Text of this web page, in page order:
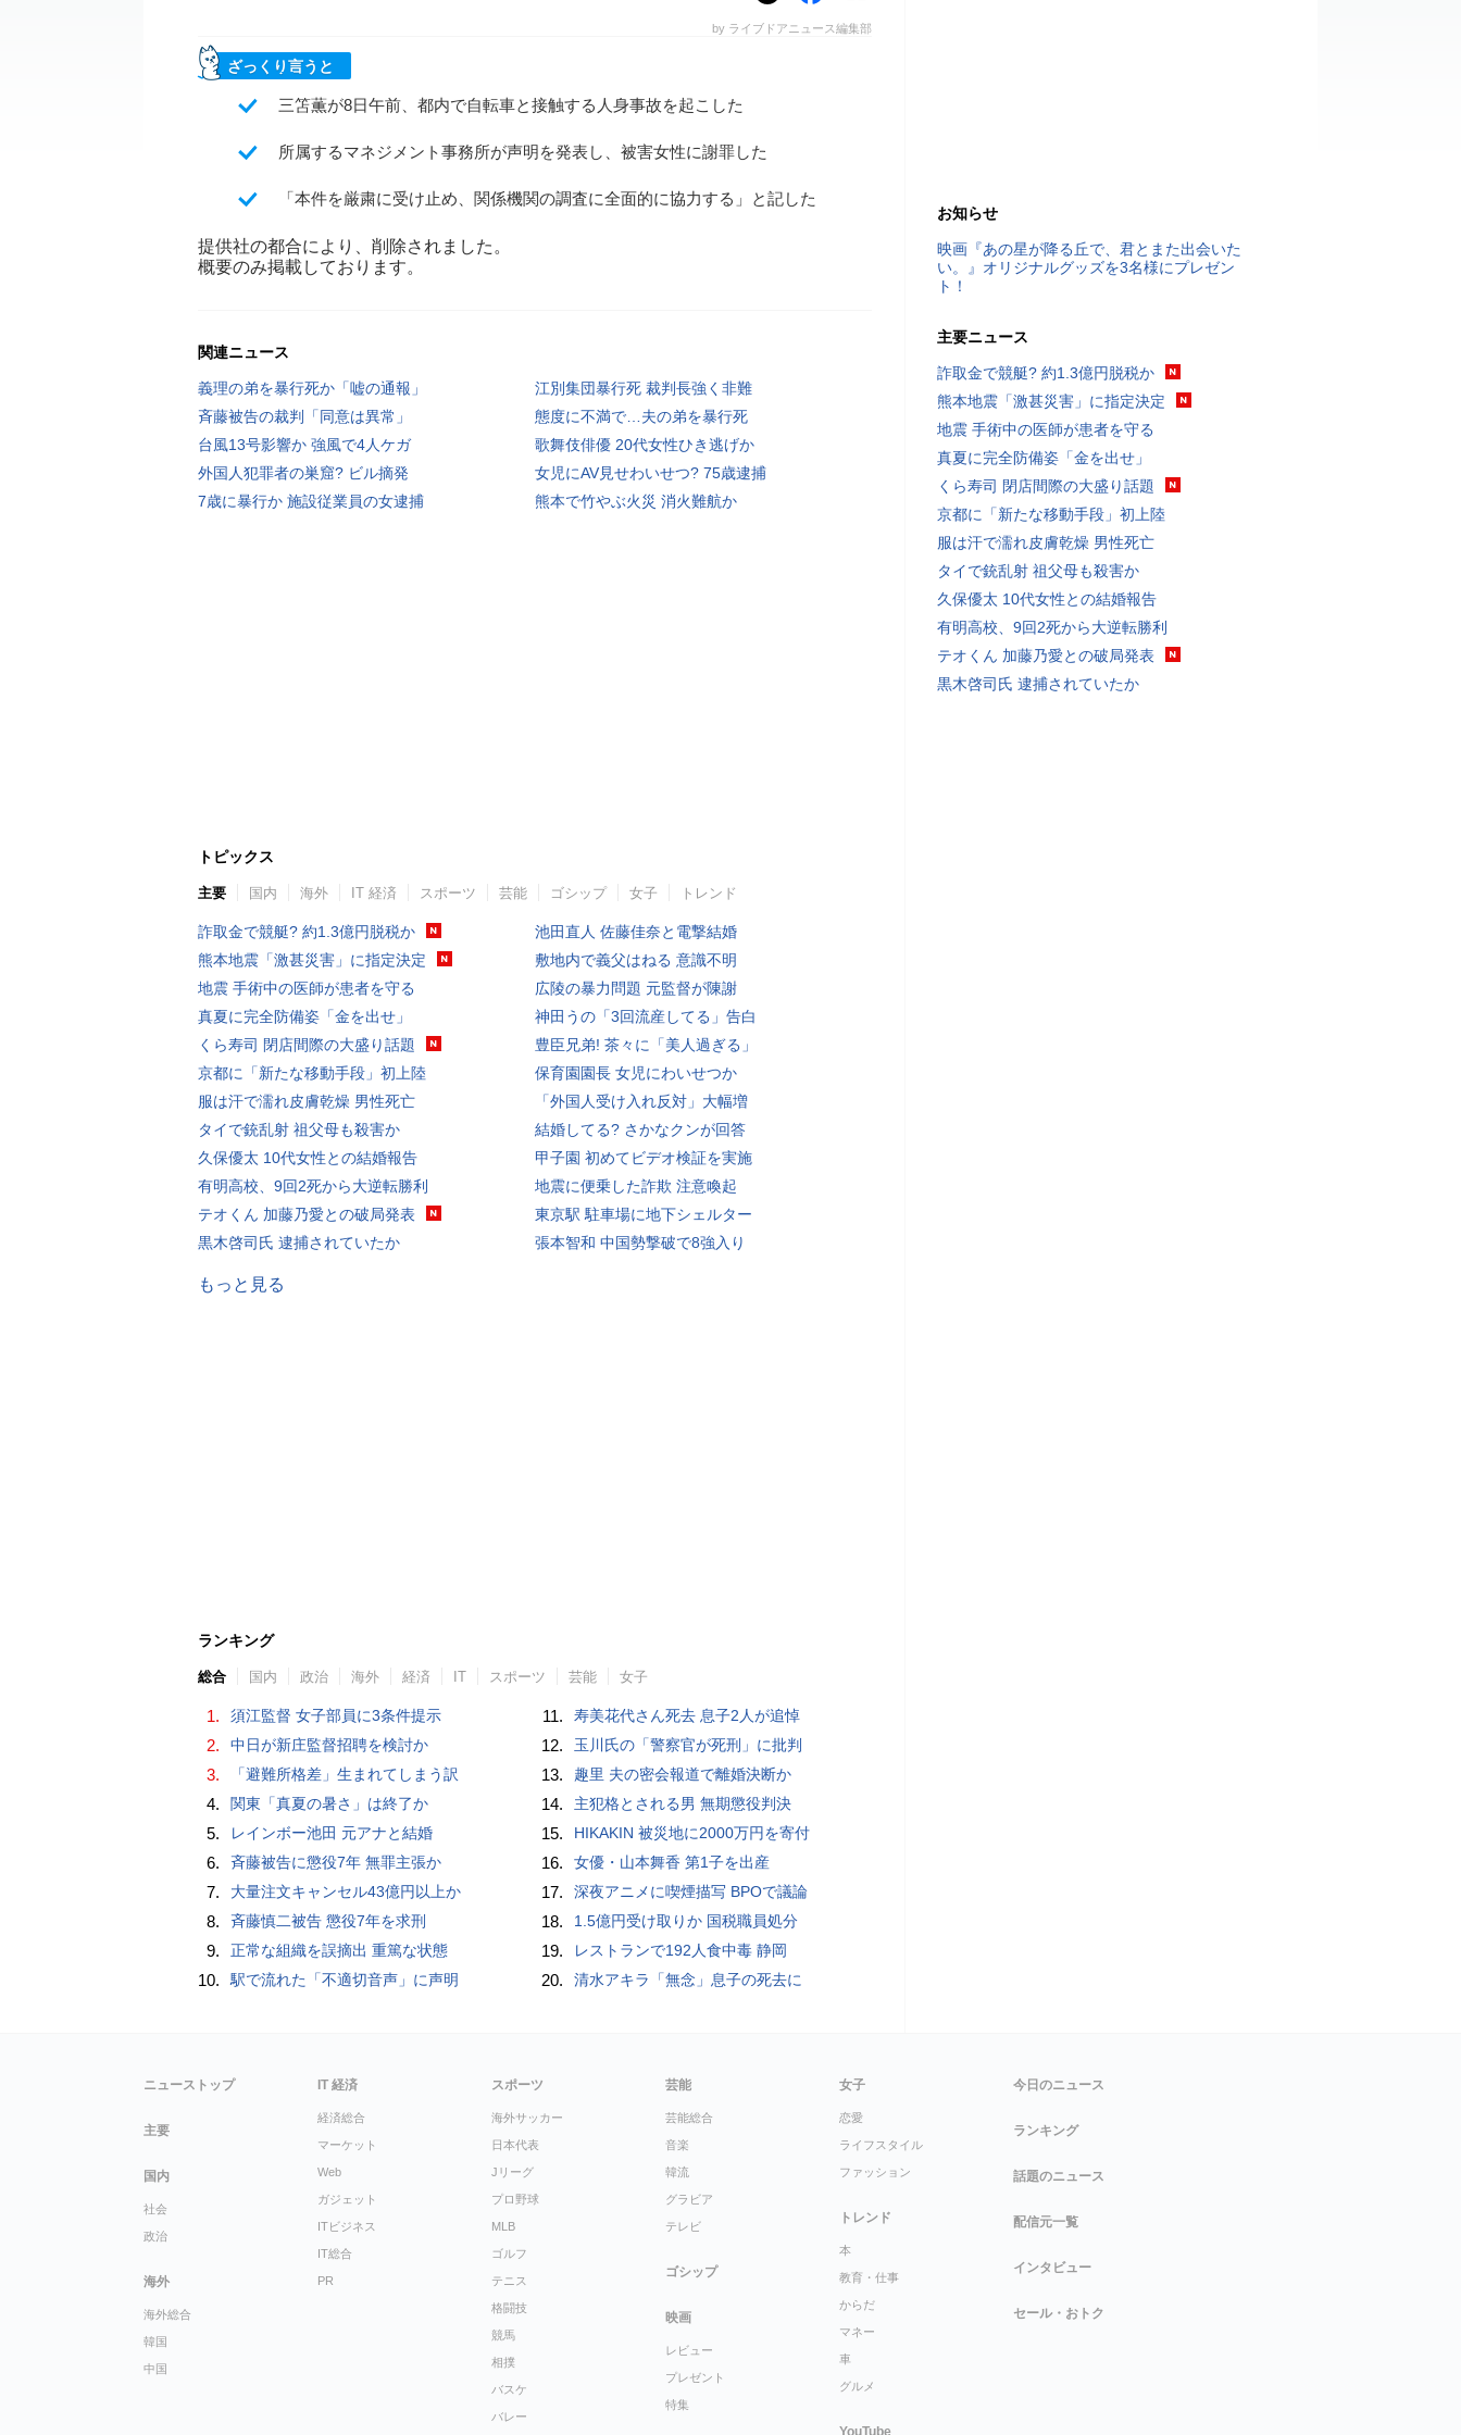
by ライブドアニュース編集部
ざっくり言うと
三笘薫が8日午前、都内で自転車と接触する人身事故を起こした
所属するマネジメント事務所が声明を発表し、被害女性に謝罪した
「本件を厳粛に受け止め、関係機関の調査に全面的に協力する」と記した
提供社の都合により、削除されました。
概要のみ掲載しております。
関連ニュース
義理の弟を暴行死か「嘘の通報」
江別集団暴行死 裁判長強く非難
斉藤被告の裁判「同意は異常」
態度に不満で…夫の弟を暴行死
台風13号影響か 強風で4人ケガ
歌舞伎俳優 20代女性ひき逃げか
外国人犯罪者の巣窟? ビル摘発
女児にAV見せわいせつ? 75歳逮捕
7歳に暴行か 施設従業員の女逮捕
熊本で竹やぶ火災 消火難航か
トピックス
主要 国内 海外 IT 経済 スポーツ 芸能 ゴシップ 女子 トレンド
詐取金で競艇? 約1.3億円脱税か
熊本地震「激甚災害」に指定決定
地震 手術中の医師が患者を守る
真夏に完全防備姿「金を出せ」
くら寿司 閉店間際の大盛り話題
京都に「新たな移動手段」初上陸
服は汗で濡れ皮膚乾燥 男性死亡
タイで銃乱射 祖父母も殺害か
久保優太 10代女性との結婚報告
有明高校、9回2死から大逆転勝利
テオくん 加藤乃愛との破局発表
黒木啓司氏 逮捕されていたか
池田直人 佐藤佳奈と電撃結婚
敷地内で義父はねる 意識不明
広陵の暴力問題 元監督が陳謝
神田うの「3回流産してる」告白
豊臣兄弟! 茶々に「美人過ぎる」
保育園園長 女児にわいせつか
「外国人受け入れ反対」大幅増
結婚してる? さかなクンが回答
甲子園 初めてビデオ検証を実施
地震に便乗した詐欺 注意喚起
東京駅 駐車場に地下シェルター
張本智和 中国勢撃破で8強入り
もっと見る
ランキング
総合 国内 政治 海外 経済 IT スポーツ 芸能 女子
1. 須江監督 女子部員に3条件提示
2. 中日が新庄監督招聘を検討か
3. 「避難所格差」生まれてしまう訳
4. 関東「真夏の暑さ」は終了か
5. レインボー池田 元アナと結婚
6. 斉藤被告に懲役7年 無罪主張か
7. 大量注文キャンセル43億円以上か
8. 斉藤慎二被告 懲役7年を求刑
9. 正常な組織を誤摘出 重篤な状態
10. 駅で流れた「不適切音声」に声明
11. 寿美花代さん死去 息子2人が追悼
12. 玉川氏の「警察官が死刑」に批判
13. 趣里 夫の密会報道で離婚決断か
14. 主犯格とされる男 無期懲役判決
15. HIKAKIN 被災地に2000万円を寄付
16. 女優・山本舞香 第1子を出産
17. 深夜アニメに喫煙描写 BPOで議論
18. 1.5億円受け取りか 国税職員処分
19. レストランで192人食中毒 静岡
20. 清水アキラ「無念」息子の死去に
お知らせ
映画『あの星が降る丘で、君とまた出会いた
い。』オリジナルグッズを3名様にプレゼン
ト！
主要ニュース
詐取金で競艇? 約1.3億円脱税か
熊本地震「激甚災害」に指定決定
地震 手術中の医師が患者を守る
真夏に完全防備姿「金を出せ」
くら寿司 閉店間際の大盛り話題
京都に「新たな移動手段」初上陸
服は汗で濡れ皮膚乾燥 男性死亡
タイで銃乱射 祖父母も殺害か
久保優太 10代女性との結婚報告
有明高校、9回2死から大逆転勝利
テオくん 加藤乃愛との破局発表
黒木啓司氏 逮捕されていたか
ニューストップ
主要
国内
社会
政治
海外
海外総合
韓国
中国
IT 経済
経済総合
マーケット
Web
ガジェット
ITビジネス
IT総合
PR
スポーツ
海外サッカー
日本代表
Jリーグ
プロ野球
MLB
ゴルフ
テニス
格闘技
競馬
相撲
バスケ
バレー
芸能
芸能総合
音楽
韓流
グラビア
テレビ
ゴシップ
映画
レビュー
プレゼント
特集
女子
恋愛
ライフスタイル
ファッション
トレンド
本
教育・仕事
からだ
マネー
車
グルメ
YouTube
今日のニュース
ランキング
話題のニュース
配信元一覧
インタビュー
セール・おトク